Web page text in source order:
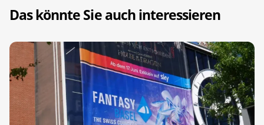
Das könnte Sie auch interessieren